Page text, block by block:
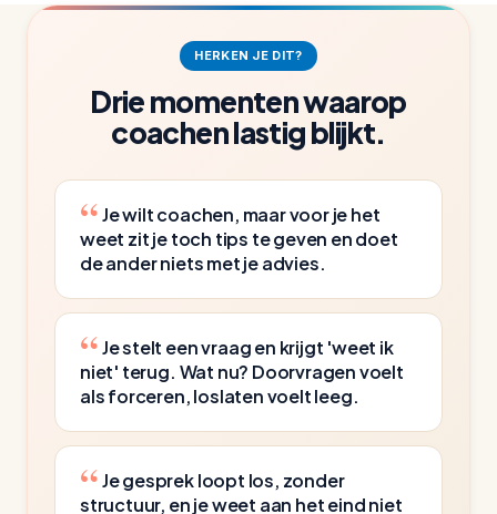
maandag al gebruikt.
Coachen leer je door te doen, niet door erover te
lezen. Daarom oefen je vanaf uur één met je
hoofdstuk theorie. Wie alleen erover wil lezen, is
bij een boek beter af; wie het wil kunnen, oefent
het hier en leert van directe feedback.
HERKEN JE DIT?
Drie momenten waarop
coachen lastig blijkt.
Je wilt coachen, maar voor je het
weet zit je toch tips te geven en doet
de ander niets met je advies.
Je stelt een vraag en krijgt 'weet ik
niet' terug. Wat nu? Doorvragen voelt
als forceren, loslaten voelt leeg.
Je gesprek loopt los, zonder
structuur, en je weet aan het eind niet